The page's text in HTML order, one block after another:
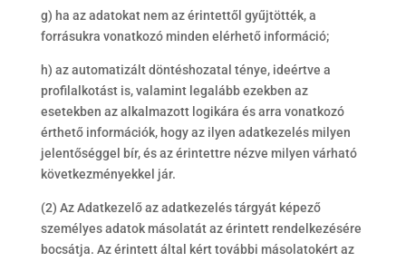
g) ha az adatokat nem az érintettől gyűjtötték, a
forrásukra vonatkozó minden elérhető információ;
h) az automatizált döntéshozatal ténye, ideértve a
profilalkotást is, valamint legalább ezekben az
esetekben az alkalmazott logikára és arra vonatkozó
érthető információk, hogy az ilyen adatkezelés milyen
jelentőséggel bír, és az érintettre nézve milyen várható
következményekkel jár.
(2) Az Adatkezelő az adatkezelés tárgyát képező
személyes adatok másolatát az érintett rendelkezésére
bocsátja. Az érintett által kért további másolatokért az